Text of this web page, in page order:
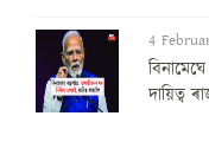
4
দায়িত্ব